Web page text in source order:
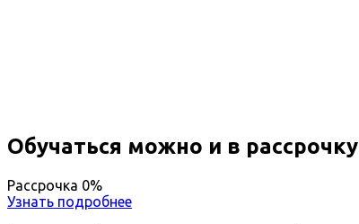
Обучаться можно и в рассрочку
Рассрочка 0%
Узнать подробнее